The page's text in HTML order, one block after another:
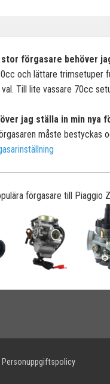
stor förgasare behöver
och lättare trimsetuper
Till lite vassare 70cc
jag ställa in min nya
måste bestyckas
förgasare till Piaggio
Personuppgiftspolicy